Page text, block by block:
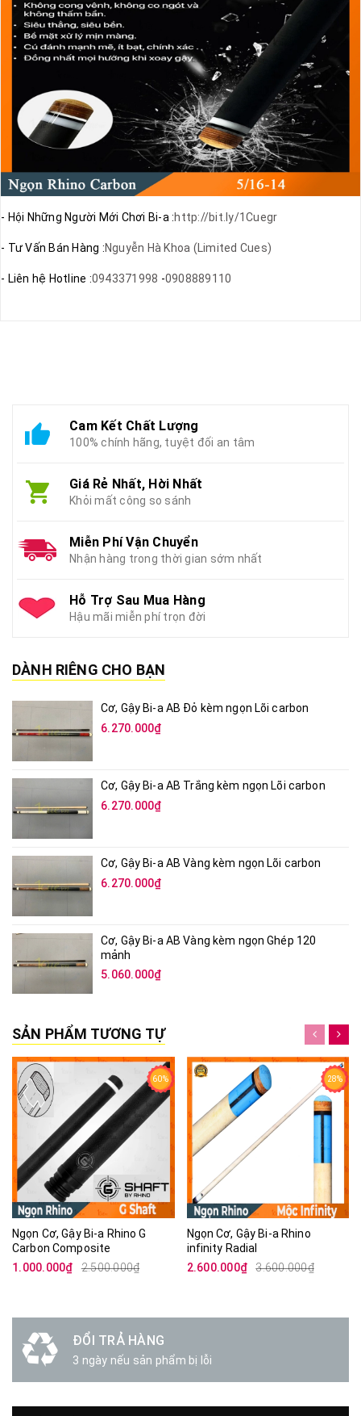
- Hội Những Người Mới Chơi Bi-a :http://bit.ly/1Cuegr
- Tư Vấn Bán Hàng :Nguyễn Hà Khoa (Limited Cues)
- Liên hệ Hotline :0943371998 -0908889110
Cam Kết Chất Lượng
100% chính hãng, tuyệt đối an tâm
Giá Rẻ Nhất, Hời Nhất
Khỏi mất công so sánh
Miễn Phí Vận Chuyển
Nhận hàng trong thời gian sớm nhất
Hỗ Trợ Sau Mua Hàng
Hậu mãi miễn phí trọn đời
DÀNH RIÊNG CHO BẠN
Cơ, Gậy Bi-a AB Đỏ kèm ngọn Lõi carbon
6.270.000₫
Cơ, Gậy Bi-a AB Trắng kèm ngọn Lõi carbon
6.270.000₫
Cơ, Gậy Bi-a AB Vàng kèm ngọn Lõi carbon
6.270.000₫
Cơ, Gậy Bi-a AB Vàng kèm ngọn Ghép 120
mảnh
5.060.000₫
SẢN PHẨM TƯƠNG TỰ
60%
Ngọn Cơ, Gậy Bi-a Rhino G
Carbon Composite
1.000.000₫
2.500.000₫
28%
Ngọn Cơ, Gậy Bi-a Rhino
infinity Radial
2.600.000₫
3.600.000₫
ĐỔI TRẢ HÀNG
3 ngày nếu sản phẩm bị lỗi